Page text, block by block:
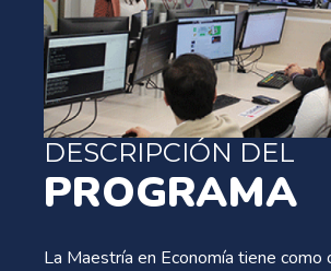
DESCRIPCIÓN DEL
PROGRAMA
La Maestría en Economía tiene como